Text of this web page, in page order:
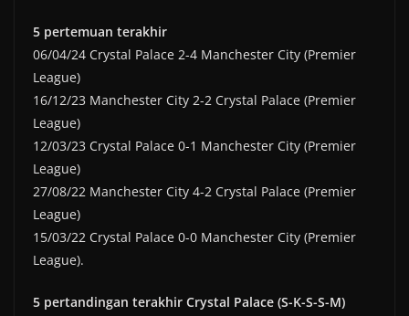
5 pertemuan terakhir
06/04/24 Crystal Palace 2-4 Manchester City (Premier
League)
16/12/23 Manchester City 2-2 Crystal Palace (Premier
League)
12/03/23 Crystal Palace 0-1 Manchester City (Premier
League)
27/08/22 Manchester City 4-2 Crystal Palace (Premier
League)
15/03/22 Crystal Palace 0-0 Manchester City (Premier
League).
5 pertandingan terakhir Crystal Palace (S-K-S-S-M)